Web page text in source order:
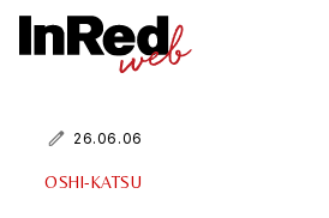
26.06.06
OSHI-KATSU